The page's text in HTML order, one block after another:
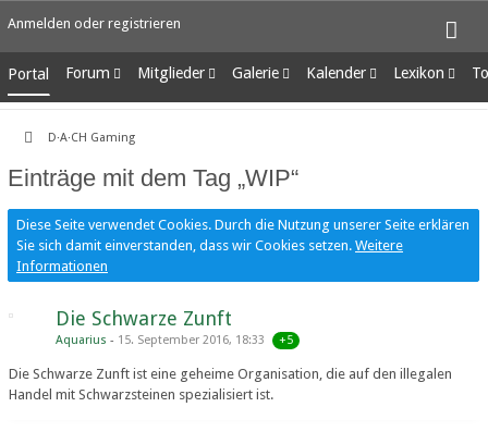
Anmelden oder registrieren
Portal Forum
Unerledigte Themen
Mitglieder
Letzte Aktivitäten
Mitgliedersuche
Galerie
Alben
Kalender
Wochenansicht
Lexikon
Ungelesene
D·A·CH Gaming
Einträge mit dem Tag „WIP“
Diese Seite verwendet Cookies. Durch die Nutzung unserer Seite erklären
Sie sich damit einverstanden, dass wir Cookies setzen. Weitere
Informationen
Die Schwarze Zunft
Aquarius 15. September 2016, 18:33 +5
​Die Schwarze Zunft ist eine geheime Organisation, die auf den illegalen
Handel mit Schwarzsteinen spezialisiert ist.